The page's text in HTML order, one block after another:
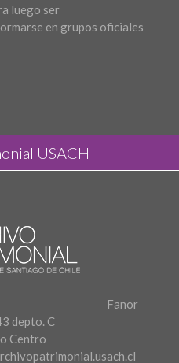
luego ser
en grupos oficiales
USACH
Fanor
depto. C
Centro